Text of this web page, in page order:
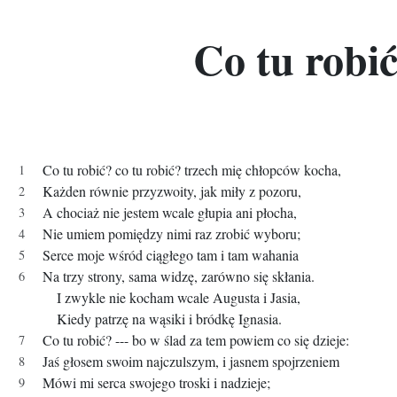
Co tu robić
Co tu robić? co tu robić? trzech mię chłopców kocha,
Każden równie przyzwoity, jak miły z pozoru,
A chociaż nie jestem wcale głupia ani płocha,
Nie umiem pomiędzy nimi raz zrobić wyboru;
Serce moje wśród ciągłego tam i tam wahania
Na trzy strony, sama widzę, zarówno się skłania.
I zwykle nie kocham wcale Augusta i Jasia,
Kiedy patrzę na wąsiki i bródkę Ignasia.
Co tu robić? --- bo w ślad za tem powiem co się dzieje:
Jaś głosem swoim najczulszym, i jasnem spojrzeniem
Mówi mi serca swojego troski i nadzieje;